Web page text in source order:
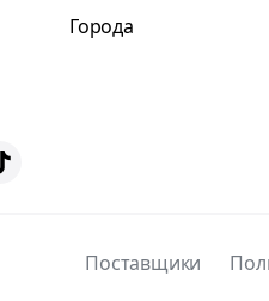
Города
Поставщики